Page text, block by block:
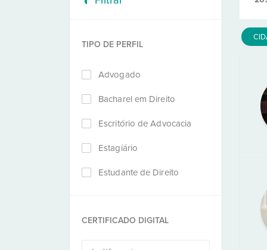
TIPO DE PERFIL
Advogado
Bacharel em Direito
Escritório de Advocacia
Estagiário
Estudante de Direito
CERTIFICADO DIGITAL